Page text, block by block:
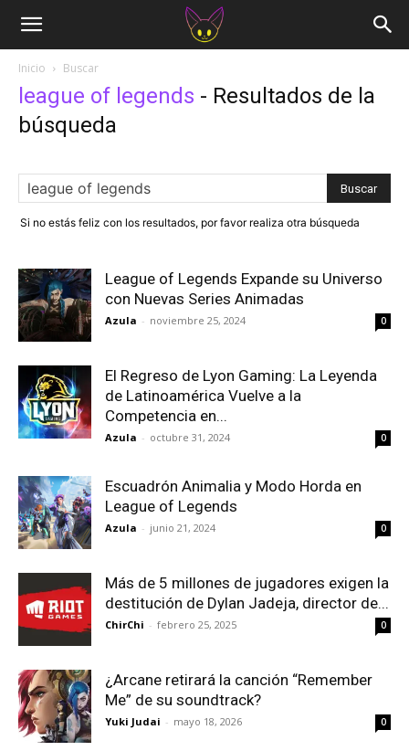
Inicio Buscar
league of legends - Resultados de la
búsqueda
Si no estás feliz con los resultados, por favor realiza otra búsqueda
League of Legends Expande su Universo
con Nuevas Series Animadas
Azula - noviembre 25, 2024 0
El Regreso de Lyon Gaming: La Leyenda
de Latinoamérica Vuelve a la
Competencia en...
Azula - octubre 31, 2024 0
Escuadrón Animalia y Modo Horda en
League of Legends
Azula - junio 21, 2024 0
Más de 5 millones de jugadores exigen la
destitución de Dylan Jadeja, director de...
ChirChi - febrero 25, 2025 0
¿Arcane retirará la canción “Remember
Me” de su soundtrack?
Yuki Judai - mayo 18, 2026 0